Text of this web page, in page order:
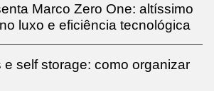
Marco Zero One: altíssimo
luxo e eficiência tecnológica
e self storage: como organizar